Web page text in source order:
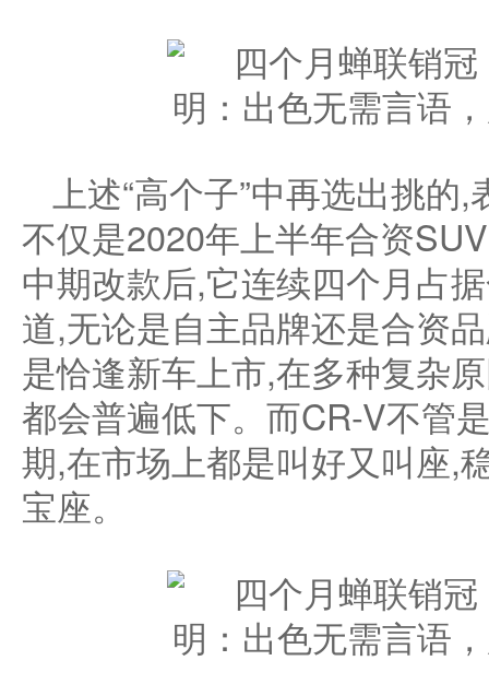
上述“高个子”中再选出挑
不仅是2020年上半年合资
中期改款后,它连续四个月占
道,无论是自主品牌还是合资
是恰逢新车上市,在多种复杂
都会普遍低下。而CR-V不管
期,在市场上都是叫好又叫座,
宝座。